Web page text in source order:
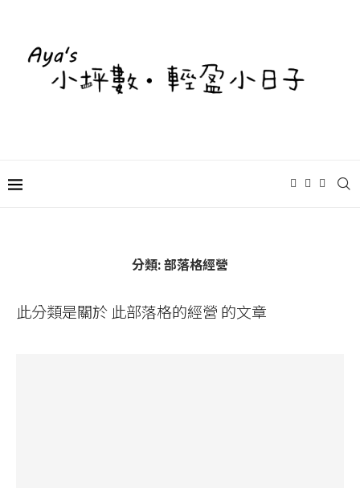
分類:部落格經營
此分類是關於 此部落格的經營 的文章